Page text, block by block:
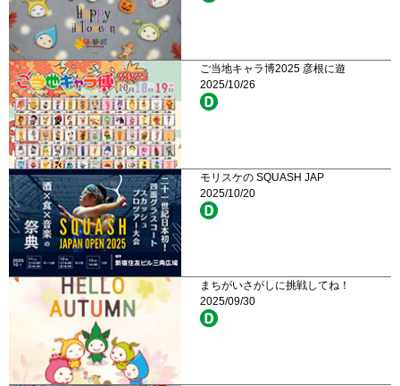
ご当地キャラ博2025 彦根に遊
2025/10/26
モリスケの SQUASH JAP
2025/10/20
まちがいさがしに挑戦してね！
2025/09/30